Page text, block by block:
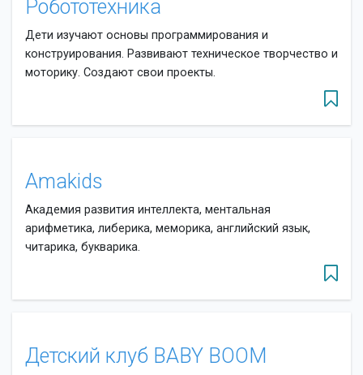
Робототехника
Дети изучают основы программирования и
конструирования. Развивают техническое творчество и
моторику. Создают свои проекты.
Amakids
Академия развития интеллекта, ментальная
арифметика, либерика, меморика, английский язык,
читарика, букварика.
Детский клуб BABY BOOM